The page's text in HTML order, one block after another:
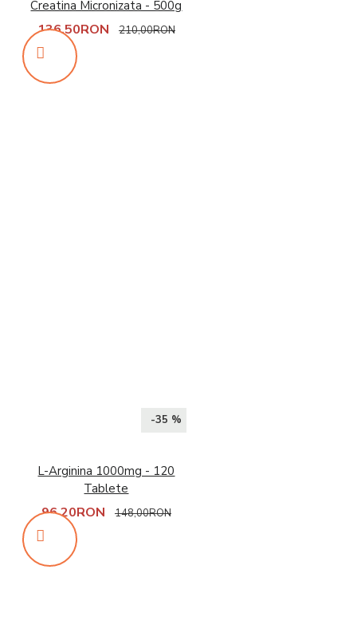
Creatina Micronizata - 500g
136,50RON 210,00RON
-35 %
L-Arginina 1000mg - 120
Tablete
96,20RON 148,00RON